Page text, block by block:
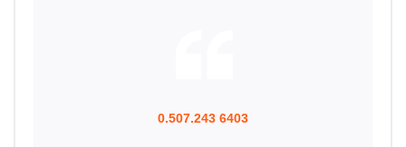
0.507.243 6403